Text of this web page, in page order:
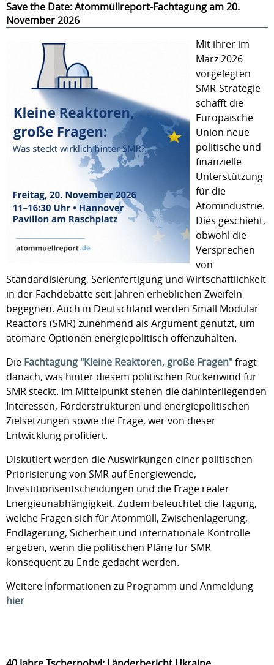
Save the Date: Atommüllreport-Fachtagung am 20.
November 2026
Mit ihrer im
März 2026
vorgelegten
SMR-Strategie
schafft die
Europäische
Union neue
politische und
finanzielle
Unterstützung
für die
Atomindustrie.
Dies geschieht,
obwohl die
Versprechen
von
Standardisierung, Serienfertigung und Wirtschaftlichkeit
in der Fachdebatte seit Jahren erheblichen Zweifeln
begegnen. Auch in Deutschland werden Small Modular
Reactors (SMR) zunehmend als Argument genutzt, um
atomare Optionen energiepolitisch offenzuhalten.
Die Fachtagung "Kleine Reaktoren, große Fragen"fragt
danach, was hinter diesem politischen Rückenwind für
SMR steckt. Im Mittelpunkt stehen die dahinterliegenden
Interessen, Förderstrukturen und energiepolitischen
Zielsetzungen sowie die Frage, wer von dieser
Entwicklung profitiert.
Diskutiert werden die Auswirkungen einer politischen
Priorisierung von SMR auf Energiewende,
Investitionsentscheidungen und die Frage realer
Energieunabhängigkeit. Zudem beleuchtet die Tagung,
welche Fragen sich für Atommüll, Zwischenlagerung,
Endlagerung, Sicherheit und internationale Kontrolle
ergeben, wenn die politischen Pläne für SMR
konsequent zu Ende gedacht werden.
Weitere Informationen zu Programm und Anmeldung
hier